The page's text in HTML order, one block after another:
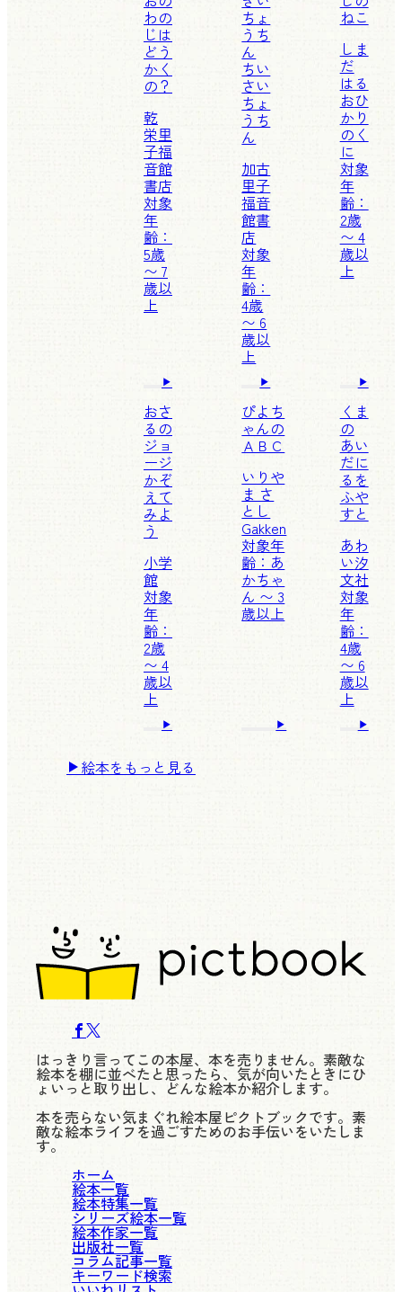
わの
じは
どう
かく
の？
乾
栄里
子福
音館
書店
対象
年
齢：
5歳
〜 7
歳以
上
ちょ
うち
ん
ちい
さい
ちょ
うち
ん
加古
里子
福音
館書
店
対象
年
齢：
4歳
〜 6
歳以
上
ねこ
しま
だ
はる
おひ
かり
のく
に
対象
年
齢：
2歳
〜 4
歳以
上
おさ
るの
ジョ
ージ
かぞ
えて
みよ
う
小学
館
対象
年
齢：
2歳
〜 4
歳以
上
ぴよち
ゃんの
ＡＢＣ
いりや
ま さ
とし
Gakken
対象年
齢：あ
かちゃ
ん 〜 3
歳以上
くま
の
あい
だに
るを
ふや
すと
あわ
い汐
文社
対象
年
齢：
4歳
〜 6
歳以
上
絵本をもっと見る
はっきり言ってこの本屋、本を売りません。素敵な
絵本を棚に並べたと思ったら、気が向いたときにひ
ょいっと取り出し、どんな絵本か紹介します。
本を売らない気まぐれ絵本屋ピクトブックです。素
敵な絵本ライフを過ごすためのお手伝いをいたしま
す。
ホーム
絵本一覧
絵本特集一覧
シリーズ絵本一覧
絵本作家一覧
出版社一覧
コラム記事一覧
キーワード検索